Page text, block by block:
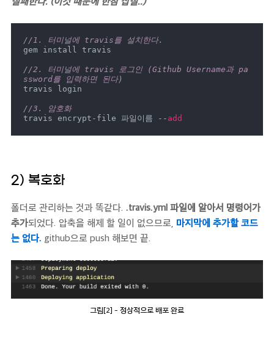
//1. 터미널에 travis를 설치한다.
gem install travis
//2. 터미널에 travis 로그인 (Github Username과 pa
ssword를 입력하면 된다)
travis login
//3. 암호화
travis encrypt-file 파일이름 -- add
2) 복호화
폴더로 관리하는 것과 똑같다. .travis.yml 파일에 알아서 명령어가
추가되었다. 압축을 해제 할 일이 없으므로, 마지막에 추가할 코드
는 없다. github으로 push 해보면 끝.
그림[2] - 정상적으로 배포 완료